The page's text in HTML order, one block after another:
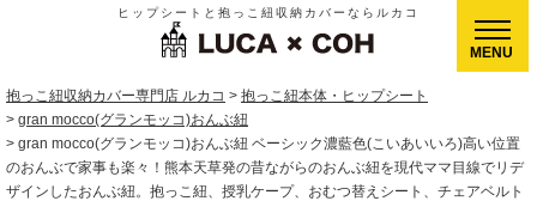
ヒップシートと抱っこ紐収納カバーならルカコ
抱っこ紐収納カバー専門店 ルカコ
抱っこ紐本体・ヒップシート
gran mocco(グランモッコ)おんぶ紐
gran mocco(グランモッコ)おんぶ紐 ベーシック濃藍色(こいあいいろ)高い位置
のおんぶで家事も楽々！熊本天草発の昔ながらのおんぶ紐を現代ママ目線でリデ
ザインしたおんぶ紐。抱っこ紐、授乳ケープ、おむつ替えシート、チェアベルト